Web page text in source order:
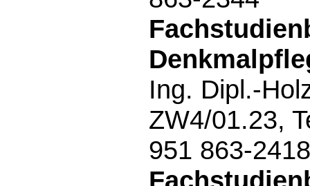
Ing. Dipl.-
ZW4/01.23,
951 863-2418